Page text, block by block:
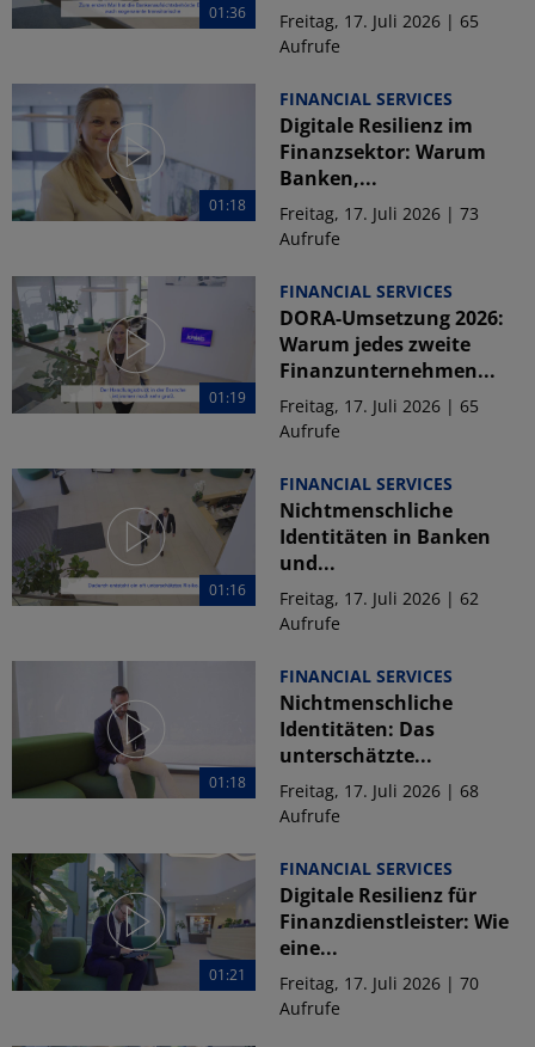
01:36
Freitag, 17. Juli 2026 | 65
Aufrufe
01:18
FINANCIAL SERVICES
Digitale Resilienz im
Finanzsektor: Warum
Banken,...
Freitag, 17. Juli 2026 | 73
Aufrufe
01:19
FINANCIAL SERVICES
DORA-Umsetzung 2026:
Warum jedes zweite
Finanzunternehmen...
Freitag, 17. Juli 2026 | 65
Aufrufe
01:16
FINANCIAL SERVICES
Nichtmenschliche
Identitäten in Banken
und...
Freitag, 17. Juli 2026 | 62
Aufrufe
01:18
FINANCIAL SERVICES
Nichtmenschliche
Identitäten: Das
unterschätzte...
Freitag, 17. Juli 2026 | 68
Aufrufe
01:21
FINANCIAL SERVICES
Digitale Resilienz für
Finanzdienstleister: Wie
eine...
Freitag, 17. Juli 2026 | 70
Aufrufe